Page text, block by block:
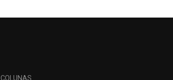
COLUNAS